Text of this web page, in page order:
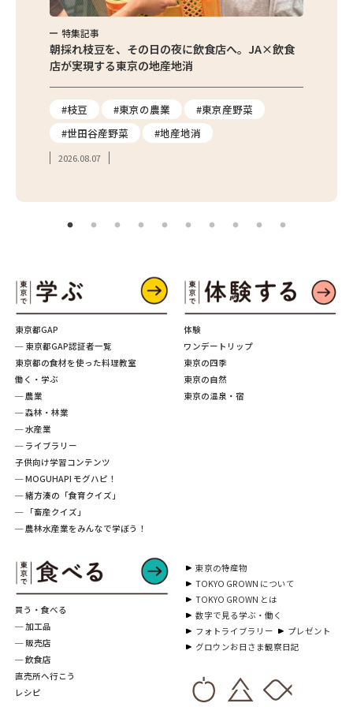
特集記事
朝採れ枝豆を、その日の夜に飲食店へ。JA×飲食
店が実現する東京の地産地消
#枝豆 #東京の農業
#東京産野菜
#世田谷産野菜
#地産地消
2026.08.07
東京都GAP
─ 東京都GAP認証者一覧
東京都の食材を使った料理教室
働く・学ぶ
─ 農業
─ 森林・林業
─ 水産業
─ ライブラリー
子供向け学習コンテンツ
─ MOGUHAPI モグハピ！
─ 緒方湊の「食育クイズ」
─ 「畜産クイズ」
─ 農林水産業をみんなで学ぼう！
買う・食べる
─ 加工品
─ 販売店
─ 飲食店
直売所へ行こう
レシピ
体験
ワンデートリップ
東京の四季
東京の自然
東京の温泉・宿
東京の特産物
TOKYO GROWN について
TOKYO GROWN とは
数字で見る学ぶ・働く
フォトライブラリー
プレゼント
グロウンお日さま観察日記